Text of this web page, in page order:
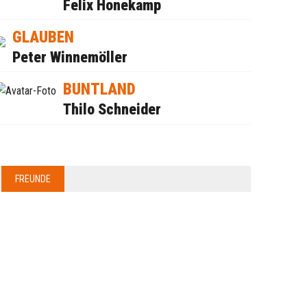
Felix Honekamp
GLAUBEN
Peter Winnemöller
BUNTLAND
Thilo Schneider
FREUNDE